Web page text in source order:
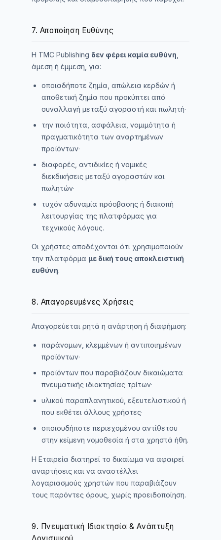
7. Αποποίηση Ευθύνης
Η TMC Publishing δεν φέρει καμία ευθύνη
άμεση ή έμμεση, για:
οποιαδήποτε ζημία, απώλεια κερδών ή
αποθετική ζημία που προκύπτει από
συναλλαγή μεταξύ αγοραστή και πωλητή·
την ποιότητα, ασφάλεια, νομιμότητα ή
πραγματικότητα των αναρτημένων
προϊόντων·
διαφορές, αντιδικίες ή νομικές
διεκδικήσεις μεταξύ αγοραστών και
πωλητών·
τυχόν αδυναμία πρόσβασης ή διακοπή
λειτουργίας της πλατφόρμας για
τεχνικούς λόγους.
Οι χρήστες αποδέχονται ότι χρησιμοποιούν
την πλατφόρμα με δική τους αποκλειστική
ευθύνη.
8. Απαγορευμένες Χρήσεις
Απαγορεύεται ρητά η ανάρτηση ή διαφήμιση:
παράνομων, κλεμμένων ή αντιποιημένων
προϊόντων·
προϊόντων που παραβιάζουν δικαιώματα
πνευματικής ιδιοκτησίας τρίτων·
υλικού παραπλανητικού, εξευτελιστικού ή
που εκθέτει άλλους χρήστες·
οποιουδήποτε περιεχομένου αντίθετου
στην κείμενη νομοθεσία ή στα χρηστά ήθη.
Η Εταιρεία διατηρεί το δικαίωμα να αφαιρεί
αναρτήσεις και να αναστέλλει
λογαριασμούς χρηστών που παραβιάζουν
τους παρόντες όρους, χωρίς προειδοποίηση.
9. Πνευματική Ιδιοκτησία & Ανάπτυξη
Λογισμικού